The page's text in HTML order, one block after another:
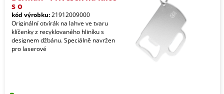
s o
kód výrobku:21912009000
Originální otvírák na lahve ve tvaru
klíčenky z recyklovaného hliníku s
designem džbánu. Speciálně navržen
pro laserové